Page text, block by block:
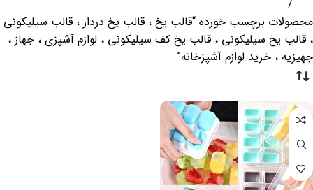
محصولات برچسب خورده “قالب یخ ، قالب یخ دردار ، قالب سیلیکونی
، قالب یخ سیلیکونی ، قالب یخ کف سیلیکونی ، لوازم آشپزی ، جهاز ،
جهیزیه ، خرید لوازم آشپزخانه”